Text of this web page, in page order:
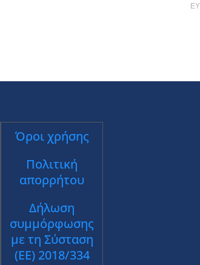
Όροι χρήσης
Πολιτική
απορρήτου
Δήλωση
συμμόρφωσης
με τη Σύσταση
(ΕΕ) 2018/334